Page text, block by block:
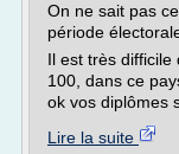
On ne sait pas
période
Il est très difficile
100, dans ce
ok vos diplômes
Lire la suite